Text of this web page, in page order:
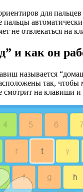
для
пальцы
не отвлекаться на
и как он
называется
так,
смотрит на клавиши